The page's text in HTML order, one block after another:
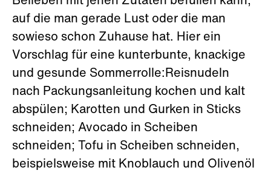
auf die man gerade Lust oder die man
sowieso schon Zuhause hat. Hier ein
Vorschlag für eine kunterbunte, knackige
und gesunde Sommerrolle:Reisnudeln
nach Packungsanleitung kochen und kalt
abspülen; Karotten und Gurken in Sticks
schneiden; Avocado in Scheiben
schneiden; Tofu in Scheiben schneiden,
beispielsweise mit Knoblauch und Olivenöl